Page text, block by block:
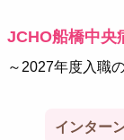
JCHO船橋中央
～2027年度入職
インター